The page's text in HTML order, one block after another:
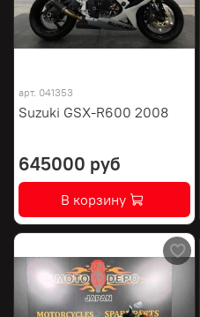
арт. 041353
Suzuki GSX-R600 2008
645000 руб
В корзину